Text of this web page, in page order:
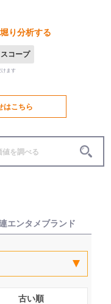
り分析する
コープ
けます
はこちら
エンタメブランド
古い順